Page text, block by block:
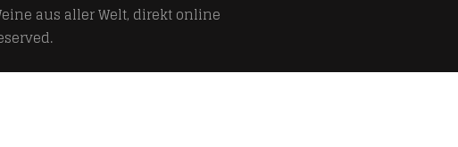
aus aller Welt, direkt online